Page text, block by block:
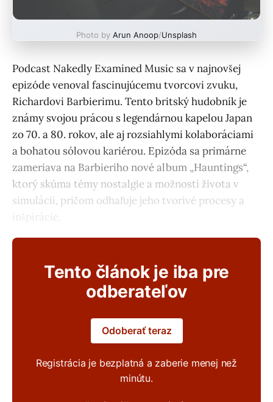
Photo by Arun Anoop/Unsplash
Podcast Nakedly Examined Music sa v najnovšej
epizóde venoval fascinujúcemu tvorcovi zvuku,
Richardovi Barbierimu. Tento britský hudobník je
známy svojou prácou s legendárnou kapelou Japan
zo 70. a 80. rokov, ale aj rozsiahlymi kolaboráciami
a bohatou sólovou kariérou. Epizóda sa primárne
zameriava na Barbieriho nové album „Hauntings“,
ktorý skúma témy nostalgie a možnosti života v
simulácii, pričom odhaľuje jeho tvorivé procesy a
inšpirácie.
Tento článok je iba pre
odberateľov
Odoberať teraz
Registrácia je bezplatná a zaberie menej než
minútu.